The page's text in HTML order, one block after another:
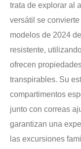
trata de explorar al
versátil se
modelos de 2024
resistente,
ofrecen
transpirables. Su
compartimentos
junto con correas
garantizan una
las excursiones